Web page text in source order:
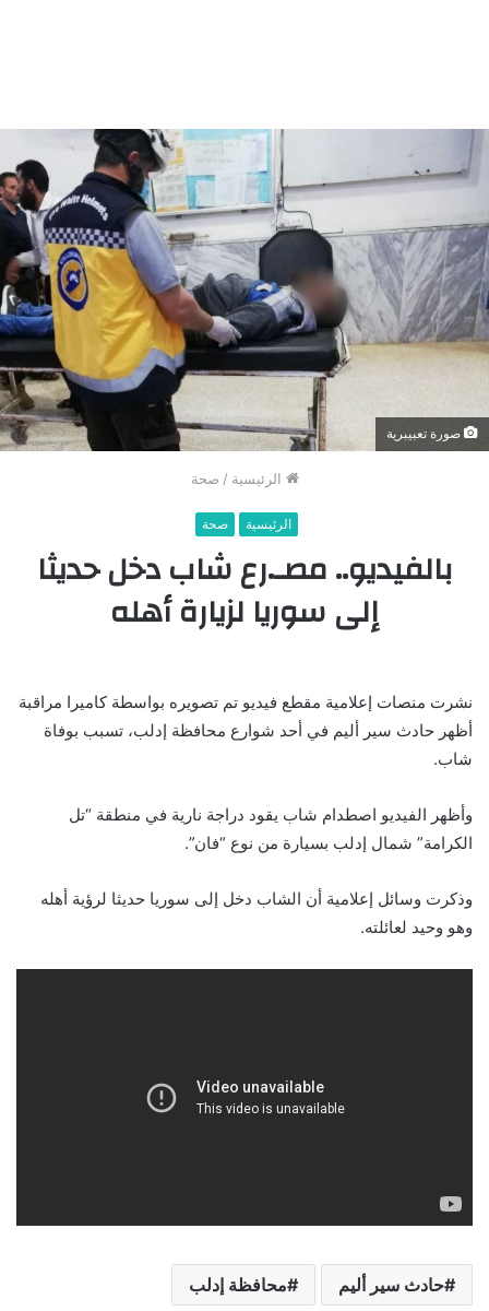
صورة تعبيبرية
الرئيسية / صحة
الرئيسية صحة
بالفيديو.. مصـ.رع شاب دخل حديثا
إلى سوريا لزيارة أهله
نشرت منصات إعلامية مقطع فيديو تم تصويره بواسطة كاميرا مراقبة
أظهر حادث سير أليم في أحد شوارع محافظة إدلب، تسبب بوفاة
شاب.
وأظهر الفيديو اصطدام شاب يقود دراجة نارية في منطقة “تل
الكرامة” شمال إدلب بسيارة من نوع “فان”.
وذكرت وسائل إعلامية أن الشاب دخل إلى سوريا حديثا لرؤية أهله
وهو وحيد لعائلته.
حادث سير أليم محافظة إدلب